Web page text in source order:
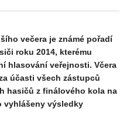
večera je známé pořadí
roku 2014, kterému
hlasování veřejnosti. Včera
účasti všech zástupců
hasičů z finálového kola na
vyhlášeny výsledky